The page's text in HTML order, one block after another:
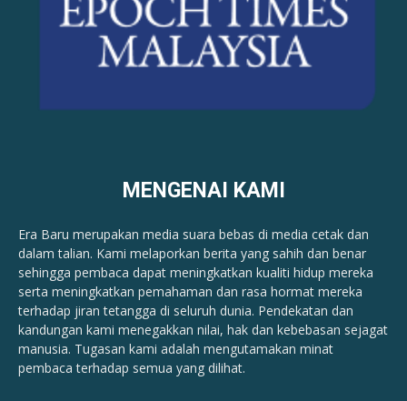
MENGENAI KAMI
Era Baru merupakan media suara bebas di media cetak dan
dalam talian. Kami melaporkan berita yang sahih dan benar ​​
sehingga pembaca dapat meningkatkan kualiti hidup mereka
serta meningkatkan pemahaman dan rasa hormat mereka
terhadap jiran tetangga di seluruh dunia. Pendekatan dan
kandungan kami menegakkan nilai, hak dan kebebasan sejagat
manusia. Tugasan kami adalah mengutamakan minat
pembaca terhadap semua yang dilihat.